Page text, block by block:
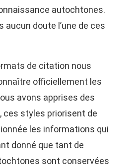
autochtones.
doute l’une de ces
de citation nous
officiellement les
avons apprises des
ces styles priorisent de
les informations qui
donné que tant de
sont conservées